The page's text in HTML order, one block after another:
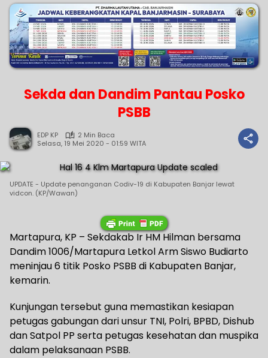
Sekda dan Dandim Pantau Posko
PSBB
EDP KP
2 Min Baca
Selasa, 19 Mei 2020 - 01:59 WITA
UPDATE - Update penanganan Codiv-19 di Kabupaten Banjar lewat
vidcon. (KP/Wawan)
Martapura, KP – Sekdakab Ir HM Hilman bersama
Dandim 1006/Martapura Letkol Arm Siswo Budiarto
meninjau 6 titik Posko PSBB di Kabupaten Banjar,
kemarin.
Kunjungan tersebut guna memastikan kesiapan
petugas gabungan dari unsur TNI, Polri, BPBD, Dishub
dan Satpol PP serta petugas kesehatan dan muspika
dalam pelaksanaan PSBB.